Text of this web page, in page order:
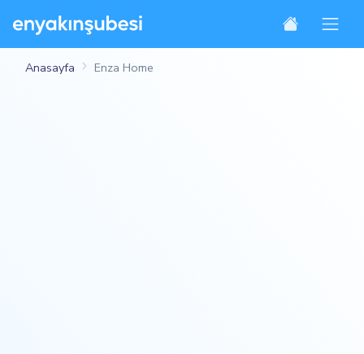
Anasayfa Enza Home